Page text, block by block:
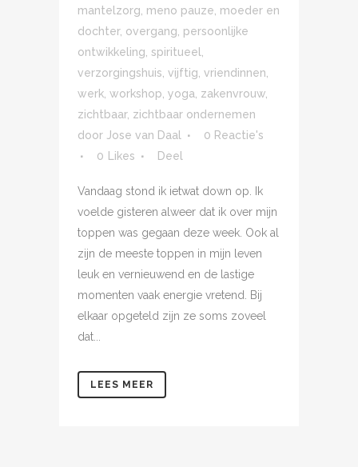
mantelzorg meno pauze moeder en
dochter, overgang persoonlijke
ontwikkeling spiritueel
verzorgingshuis vijftig vriendinnen
werk workshop yoga zakenvrouw
zichtbaar, zichtbaar ondernemen
door Jose van Daal
0 Reactie's
0
Likes Deel
Vandaag stond ik ietwat down op. Ik
voelde gisteren alweer dat ik over mijn
toppen was gegaan deze week. Ook al
zijn de meeste toppen in mijn leven
leuk en vernieuwend en de lastige
momenten vaak energie vretend. Bij
elkaar opgeteld zijn ze soms zoveel
dat...
LEES MEER